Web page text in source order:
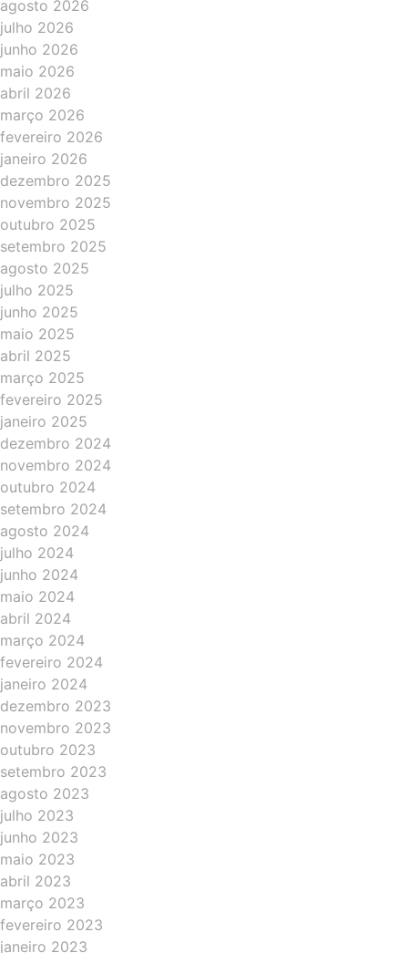
agosto 2026
julho 2026
junho 2026
maio 2026
abril 2026
março 2026
fevereiro 2026
janeiro 2026
dezembro 2025
novembro 2025
outubro 2025
setembro 2025
agosto 2025
julho 2025
junho 2025
maio 2025
abril 2025
março 2025
fevereiro 2025
janeiro 2025
dezembro 2024
novembro 2024
outubro 2024
setembro 2024
agosto 2024
julho 2024
junho 2024
maio 2024
abril 2024
março 2024
fevereiro 2024
janeiro 2024
dezembro 2023
novembro 2023
outubro 2023
setembro 2023
agosto 2023
julho 2023
junho 2023
maio 2023
abril 2023
março 2023
fevereiro 2023
janeiro 2023